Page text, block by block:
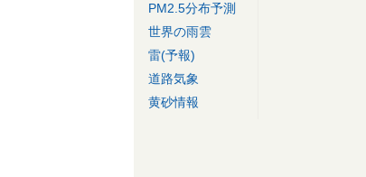
PM2.5分布予測
世界の雨雲
雷(予報)
道路気象
黄砂情報